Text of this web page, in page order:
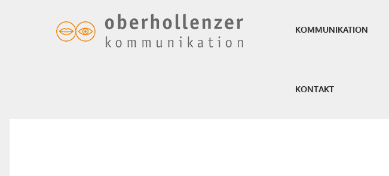
KOMMUNIKATION
KONTAKT
I have been locked out my account.